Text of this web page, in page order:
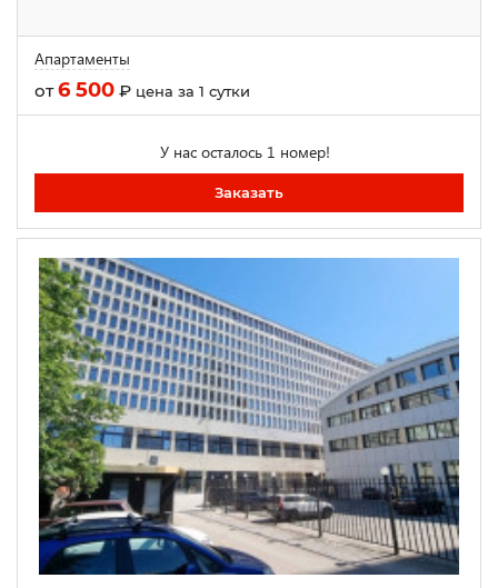
Апартаменты
от6 500 ₽ цена за 1 сутки
У нас осталось 1 номер!
Заказать